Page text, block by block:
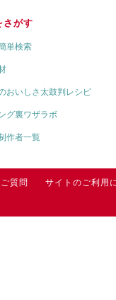
さがす
単検索
おいしさ太鼓判レシピ
グ裏ワザラボ
作者一覧
質問 サイトのご利用